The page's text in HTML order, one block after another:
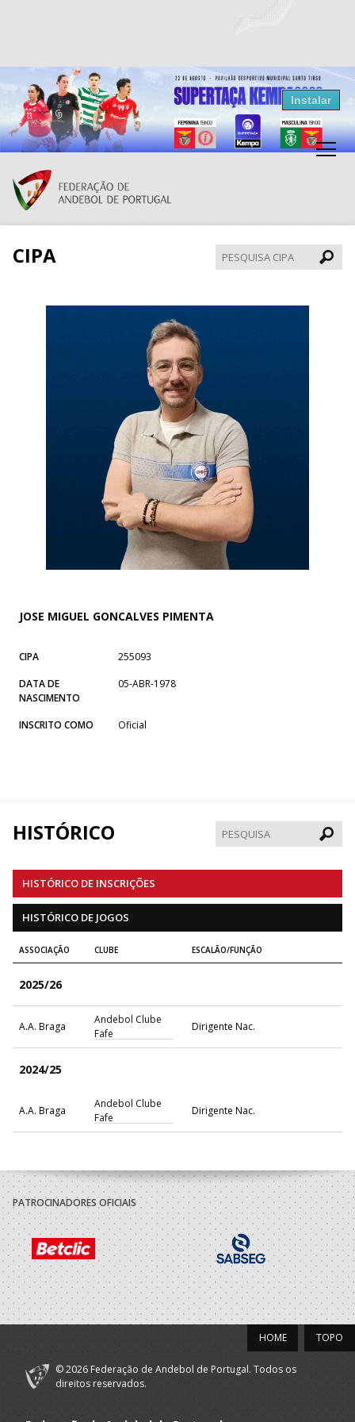
Resultados Andebol
Federação de Andebol de Portugal
Grátis - Disponivel na Play Store
Instalar
CIPA
CIPA
JOSE MIGUEL GONCALVES PIMENTA
CIPA
255093
DATA DE
NASCIMENTO
05-ABR-1978
INSCRITO COMO Oficial
HISTÓRICO
HISTÓRICO DE INSCRIÇÕES
HISTÓRICO DE JOGOS
ASSOCIAÇÃO CLUBE ESCALÃO/FUNÇÃO
2025/26
A.A. Braga
Andebol Clube
Fafe
Dirigente Nac.
2024/25
A.A. Braga
Andebol Clube
Fafe
Dirigente Nac.
PATROCINADORES OFICIAIS
TOPO
HOME
© 2026 Federação de Andebol de Portugal. Todos os
direitos reservados.